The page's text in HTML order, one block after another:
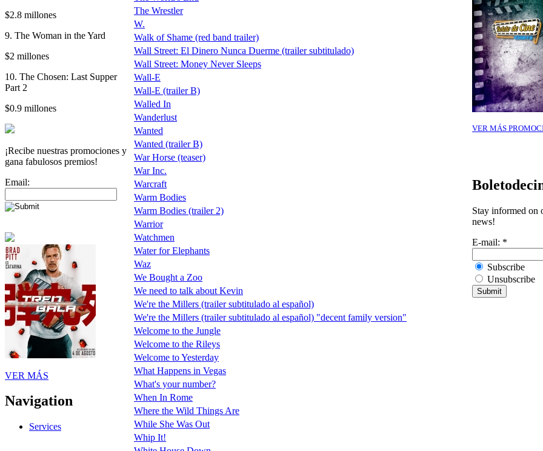
$2.8 millones
9. The Woman in the Yard
$2 millones
10. The Chosen: Last Supper
Part 2
$0.9 millones
¡Recibe nuestras promociones y
gana fabulosos premios!
Email:
VER MÁS
Navigation
Services
The Wrestler
W.
Walk of Shame (red band trailer)
Wall Street: El Dinero Nunca Duerme (trailer subtitulado)
Wall Street: Money Never Sleeps
Wall-E
Wall-E (trailer B)
Walled In
Wanderlust
Wanted
Wanted (trailer B)
War Horse (teaser)
War Inc.
Warcraft
Warm Bodies
Warm Bodies (trailer 2)
Warrior
Watchmen
Water for Elephants
Waz
We Bought a Zoo
We need to talk about Kevin
We're the Millers (trailer subtitulado al español)
We're the Millers (trailer subtitulado al español) "decent family version"
Welcome to the Jungle
Welcome to the Rileys
Welcome to Yesterday
What Happens in Vegas
What's your number?
When In Rome
Where the Wild Things Are
While She Was Out
Whip It!
VER MÁS
Stay informed on
news!
E-mail: *
Subscribe
Unsubscribe